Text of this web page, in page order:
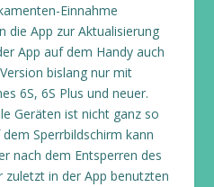
Einnahme
die App zur Aktualisierung
App auf dem Handy auch
bislang nur mit
6S, 6S Plus und neuer.
Geräten ist nicht ganz so
Sperrbildschirm kann
nach dem Entsperren des
zuletzt in der App benutzten